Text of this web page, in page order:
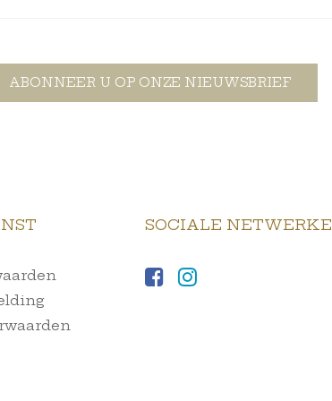
ABONNEER U OP ONZE NIEUWSBRIEF
SOCIALE